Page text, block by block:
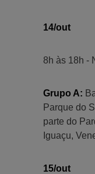
14/out
8h às 18h -
Grupo A:
Parque do
parte do
Iguaçu,
15/out